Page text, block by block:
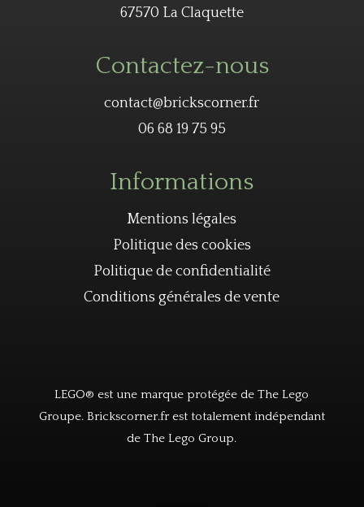
67570 La Claquette
Contactez-nous
contact@brickscorner.fr
06 68 19 75 95
Informations
Mentions légales
Politique des cookies
Politique de confidentialité
Conditions générales de vente
LEGO® est une marque protégée de The Lego
Groupe. Brickscorner.fr est totalement indépendant
de The Lego Group.